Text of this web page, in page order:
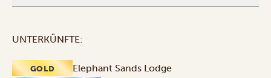
UNTERKÜNFTE:
GOLD Elephant Sands Lodge